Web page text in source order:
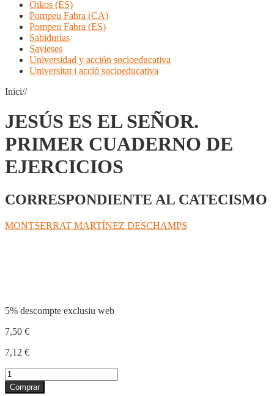
Oikos (ES)
Pompeu Fabra (CA)
Pompeu Fabra (ES)
Sabidurías
Savieses
Universidad y acción socioeducativa
Universitat i acció socioeducativa
Inici//
JESÚS ES EL SEÑOR.
PRIMER CUADERNO DE
EJERCICIOS
CORRESPONDIENTE AL CATECISMO
MONTSERRAT MARTÍNEZ DESCHAMPS
5% descompte exclusiu web
7,50 €
7,12 €
quantitat
deComprar